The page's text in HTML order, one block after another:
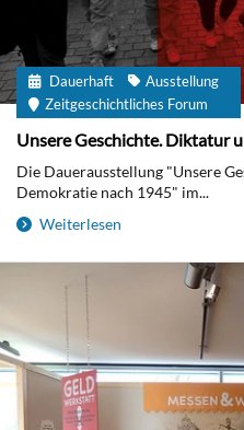
Dauerhaft
Ausstellung
Zeitgeschichtliches Forum
Unsere Geschichte. Diktatur
Die Dauerausstellung "Unsere
Demokratie nach 1945" im...
Weiterlesen